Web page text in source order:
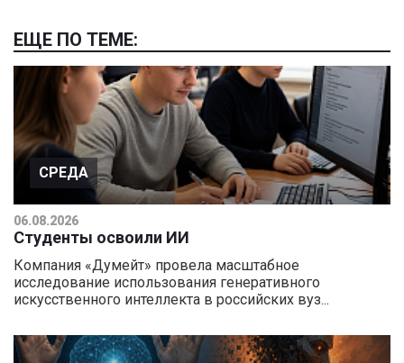
ЕЩЕ ПО ТЕМЕ:
СРЕДА
06.08.2026
Студенты освоили ИИ
Компания «Думейт» провела масштабное
исследование использования генеративного
искусственного интеллекта в российских вуз...